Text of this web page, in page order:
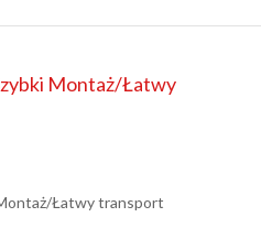
Montaż/Łatwy
Łatwy transport